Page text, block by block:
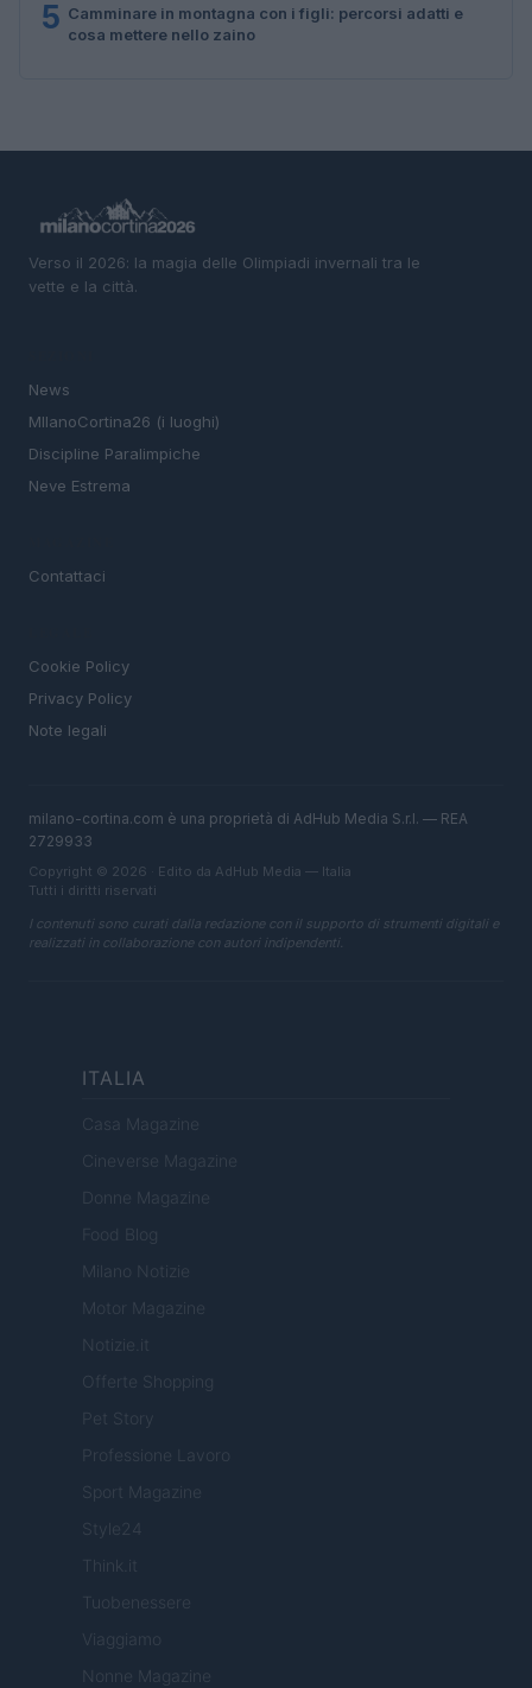
5 Camminare in montagna con i figli: percorsi adatti e
cosa mettere nello zaino
Verso il 2026: la magia delle Olimpiadi invernali tra le
vette e la città.
News
MIlanoCortina26 (i luoghi)
Discipline Paralimpiche
Neve Estrema
Contattaci
Cookie Policy
Privacy Policy
Note legali
milano-cortina.com è una proprietà di AdHub Media S.r.l. — REA
2729933
Copyright © 2026 · Edito da AdHub Media — Italia
Tutti i diritti riservati
I contenuti sono curati dalla redazione con il supporto di strumenti digitali e
realizzati in collaborazione con autori indipendenti.
ITALIA
Casa Magazine
Cineverse Magazine
Donne Magazine
Food Blog
Milano Notizie
Motor Magazine
Notizie.it
Offerte Shopping
Pet Story
Professione Lavoro
Sport Magazine
Style24
Think.it
Tuobenessere
Viaggiamo
Nonne Magazine